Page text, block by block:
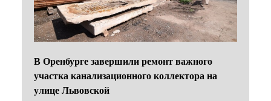
В Оренбурге завершили ремонт важного
участка канализационного коллектора на
улице Львовской